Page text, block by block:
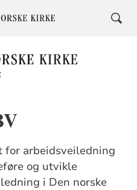
for arbeidsveiledning
og utvikle
i Den norske